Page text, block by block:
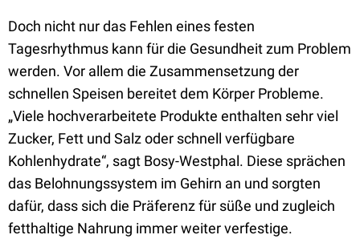
Doch nicht nur das Fehlen eines festen
Tagesrhythmus kann für die Gesundheit zum Problem
werden. Vor allem die Zusammensetzung der
schnellen Speisen bereitet dem Körper Probleme.
„Viele hochverarbeitete Produkte enthalten sehr viel
Zucker, Fett und Salz oder schnell verfügbare
Kohlenhydrate“, sagt Bosy-Westphal. Diese sprächen
das Belohnungssystem im Gehirn an und sorgten
dafür, dass sich die Präferenz für süße und zugleich
fetthaltige Nahrung immer weiter verfestige.